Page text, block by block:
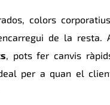
colors
de la resta.
, pots fer canvis
per a quan el